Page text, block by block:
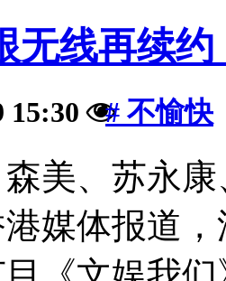
无线再续
15:30 # 不愉快
美、苏永
媒体报道